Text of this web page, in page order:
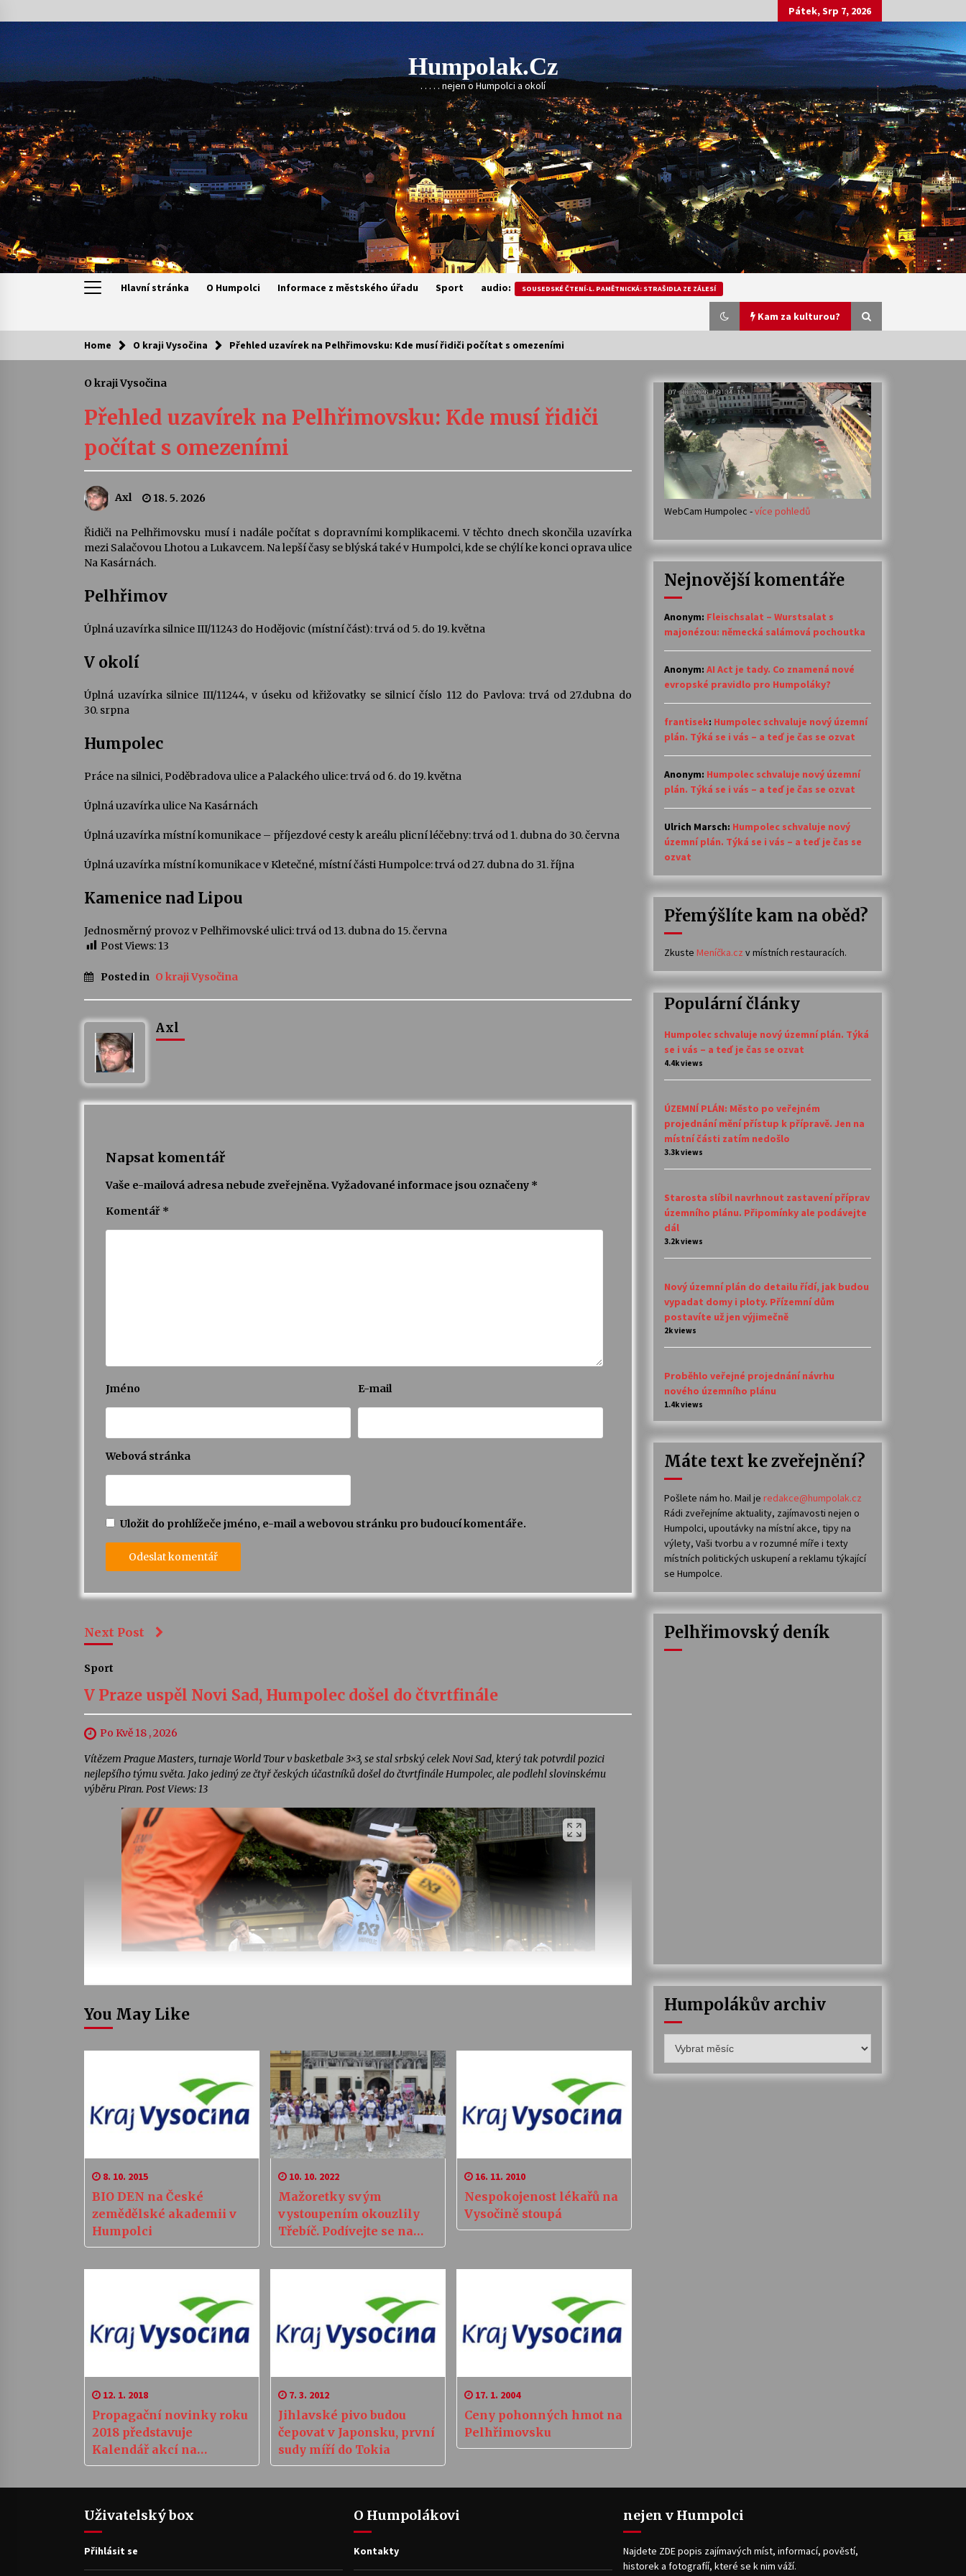
to
content
Pátek, Srp 7, 2026
Humpolak.cz
. . . . . nejen o Humpolci a okolí
Hlavní stránka O Humpolci Informace z městského úřadu Sport audio: SOUSEDSKÉ ČTENÍ-L. PAMĚTNICKÁ: STRAŠIDLA ZE ZÁLESÍ
Kam za kulturou?
Kam za kulturou?
Camerata a Sukuba Ensemble
4. 8. 2026
Stávám se kapkou
30. 7. 2026
Veselí muzikanti
30. 7. 2026
Quijotova šedesátka: 28. 7.–1. 8.
28. 7. 2026
Kolchoz a Jenakaši
Votavžatský ploty
23. 7. 2026
Letní koncerty ve Stromovce: Rufus
Miller
Vysočinka
17. 7. 2026 14. 7. 2026
13. 7. 2026 3. 7. 2026
30. 6. 2026
Home O kraji Vysočina Přehled uzavírek na Pelhřimovsku: Kde musí řidiči počítat s omezeními
O kraji Vysočina
Přehled uzavírek na Pelhřimovsku: Kde musí řidiči
počítat s omezeními
Axl 18. 5. 2026
Řidiči na Pelhřimovsku musí i nadále počítat s dopravními komplikacemi. V těchto dnech skončila uzavírka
mezi Salačovou Lhotou a Lukavcem. Na lepší časy se blýská také v Humpolci, kde se chýlí ke konci oprava ulice
Na Kasárnách.
Pelhřimov
Úplná uzavírka silnice III/11243 do Hodějovic (místní část): trvá od 5. do 19. května
V okolí
Úplná uzavírka silnice III/11244, v úseku od křižovatky se silnicí číslo 112 do Pavlova: trvá od 27.dubna do
30. srpna
Humpolec
Práce na silnici, Poděbradova ulice a Palackého ulice: trvá od 6. do 19. května
Úplná uzavírka ulice Na Kasárnách
Úplná uzavírka místní komunikace – příjezdové cesty k areálu plicní léčebny: trvá od 1. dubna do 30. června
Úplná uzavírka místní komunikace v Kletečné, místní části Humpolce: trvá od 27. dubna do 31. října
Kamenice nad Lipou
Jednosměrný provoz v Pelhřimovské ulici: trvá od 13. dubna do 15. června
Post Views: 13
Posted in O kraji Vysočina
Axl
Napsat komentář
Vaše e-mailová adresa nebude zveřejněna. Vyžadované informace jsou označeny *
Komentář *
Jméno E-mail
Webová stránka
Uložit do prohlížeče jméno, e-mail a webovou stránku pro budoucí komentáře.
Next Post
Sport
V Praze uspěl Novi Sad, Humpolec došel do čtvrtfinále
Po Kvě 18 , 2026
Vítězem Prague Masters, turnaje World Tour v basketbale 3×3, se stal srbský celek Novi Sad, který tak potvrdil pozici
nejlepšího týmu světa. Jako jediný ze čtyř českých účastníků došel do čtvrtfinále Humpolec, ale podlehl slovinskému
výběru Piran. Post Views: 13
You May Like
8. 10. 2015
BIO DEN na České
zemědělské akademii v
Humpolci
10. 10. 2022
Mažoretky svým
vystoupením okouzlily
Třebíč. Podívejte se na
jejich show
16. 11. 2010
Nespokojenost lékařů na
Vysočině stoupá
12. 1. 2018
Propagační novinky roku
2018 představuje
Kalendář akcí na
Vysočině 2018 a Sto le
7. 3. 2012
Jihlavské pivo budou
čepovat v Japonsku, první
sudy míří do Tokia
17. 1. 2004
Ceny pohonných hmot na
Pelhřimovsku
WebCam Humpolec -více pohledů
Nejnovější komentáře
Anonym: Fleischsalat – Wurstsalat s
majonézou: německá salámová pochoutka
Anonym: AI Act je tady. Co znamená nové
evropské pravidlo pro Humpoláky?
frantisek: Humpolec schvaluje nový územní
plán. Týká se i vás – a teď je čas se ozvat
Anonym: Humpolec schvaluje nový územní
plán. Týká se i vás – a teď je čas se ozvat
Ulrich Marsch: Humpolec schvaluje nový
územní plán. Týká se i vás – a teď je čas se
ozvat
Přemýšlíte kam na oběd?
Zkuste Meníčka.cz v místních restauracích.
Populární články
Humpolec schvaluje nový územní plán. Týká
se i vás – a teď je čas se ozvat
4.4k views
ÚZEMNÍ PLÁN: Město po veřejném
projednání mění přístup k přípravě. Jen na
místní části zatím nedošlo
3.3k views
Starosta slíbil navrhnout zastavení příprav
územního plánu. Připomínky ale podávejte
dál
3.2k views
Nový územní plán do detailu řídí, jak budou
vypadat domy i ploty. Přízemní dům
postavíte už jen výjimečně
2k views
Proběhlo veřejné projednání návrhu
nového územního plánu
1.4k views
Máte text ke zveřejnění?
Pošlete nám ho. Mail je redakce@humpolak.cz
Rádi zveřejníme aktuality, zajímavosti nejen o
Humpolci, upoutávky na místní akce, tipy na
výlety, Vaši tvorbu a v rozumné míře i texty
místních politických uskupení a reklamu týkající
se Humpolce.
Pelhřimovský deník
Humpolákův archiv
archiv
Uživatelský box
Přihlásit se
O Humpolákovi
Kontakty
nejen v Humpolci
Najdete ZDE popis zajímavých míst, informací, pověstí,
historek a fotografíí, které se k nim váží.